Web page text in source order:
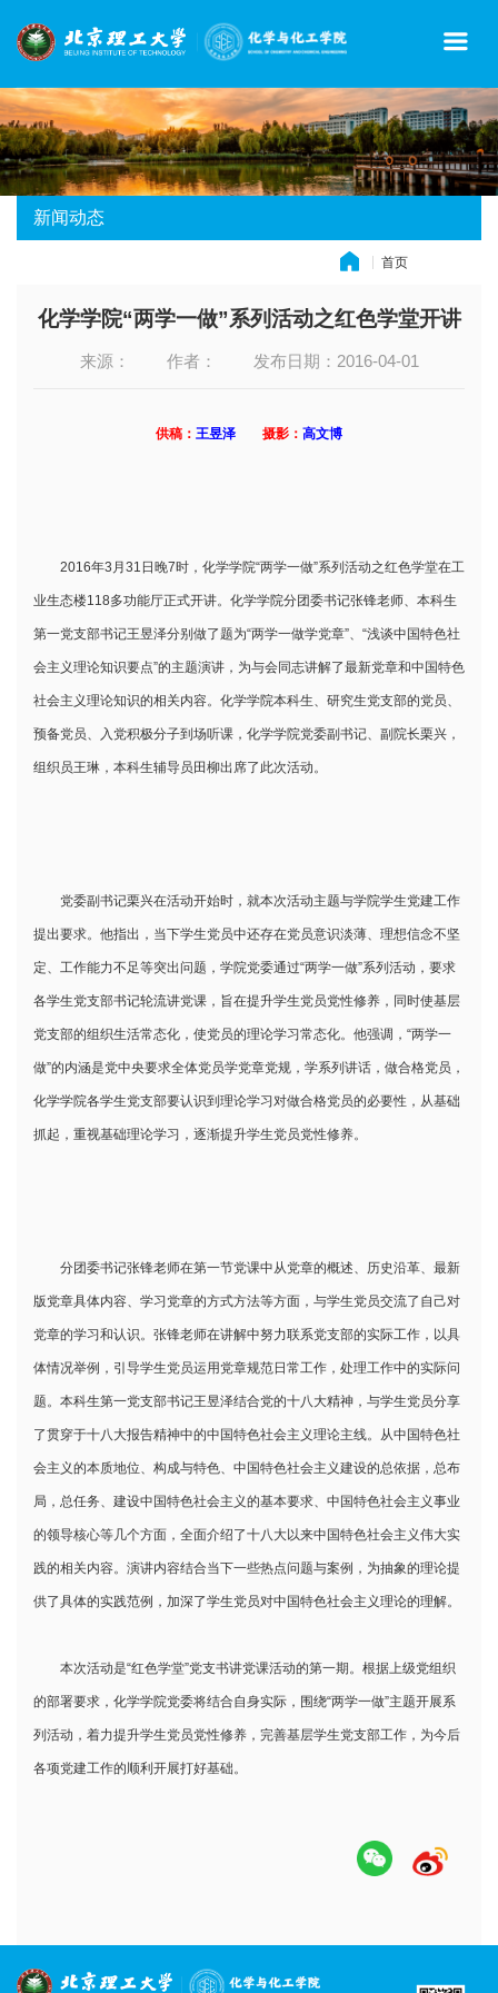
新闻动态
首页
化学学院“两学一做”系列活动之红色学堂开讲
来源： 作者： 发布日期：2016-04-01
供稿： 王昱泽 摄影： 高文博
2016年3月31日晚7时，化学学院“两学一做”系列活动之红色学堂在工
业生态楼118多功能厅正式开讲。化学学院分团委书记张锋老师、本科生
第一党支部书记王昱泽分别做了题为“两学一做学党章”、“浅谈中国特色社
会主义理论知识要点”的主题演讲，为与会同志讲解了最新党章和中国特色
社会主义理论知识的相关内容。化学学院本科生、研究生党支部的党员、
预备党员、入党积极分子到场听课，化学学院党委副书记、副院长栗兴，
组织员王琳，本科生辅导员田柳出席了此次活动。
党委副书记栗兴在活动开始时，就本次活动主题与学院学生党建工作
提出要求。他指出，当下学生党员中还存在党员意识淡薄、理想信念不坚
定、工作能力不足等突出问题，学院党委通过“两学一做”系列活动，要求
各学生党支部书记轮流讲党课，旨在提升学生党员党性修养，同时使基层
党支部的组织生活常态化，使党员的理论学习常态化。他强调，“两学一
做”的内涵是党中央要求全体党员学党章党规，学系列讲话，做合格党员，
化学学院各学生党支部要认识到理论学习对做合格党员的必要性，从基础
抓起，重视基础理论学习，逐渐提升学生党员党性修养。
分团委书记张锋老师在第一节党课中从党章的概述、历史沿革、最新
版党章具体内容、学习党章的方式方法等方面，与学生党员交流了自己对
党章的学习和认识。张锋老师在讲解中努力联系党支部的实际工作，以具
体情况举例，引导学生党员运用党章规范日常工作，处理工作中的实际问
题。本科生第一党支部书记王昱泽结合党的十八大精神，与学生党员分享
了贯穿于十八大报告精神中的中国特色社会主义理论主线。从中国特色社
会主义的本质地位、构成与特色、中国特色社会主义建设的总依据，总布
局，总任务、建设中国特色社会主义的基本要求、中国特色社会主义事业
的领导核心等几个方面，全面介绍了十八大以来中国特色社会主义伟大实
践的相关内容。演讲内容结合当下一些热点问题与案例，为抽象的理论提
供了具体的实践范例，加深了学生党员对中国特色社会主义理论的理解。
本次活动是“红色学堂”党支书讲党课活动的第一期。根据上级党组织
的部署要求，化学学院党委将结合自身实际，围绕“两学一做”主题开展系
列活动，着力提升学生党员党性修养，完善基层学生党支部工作，为今后
各项党建工作的顺利开展打好基础。